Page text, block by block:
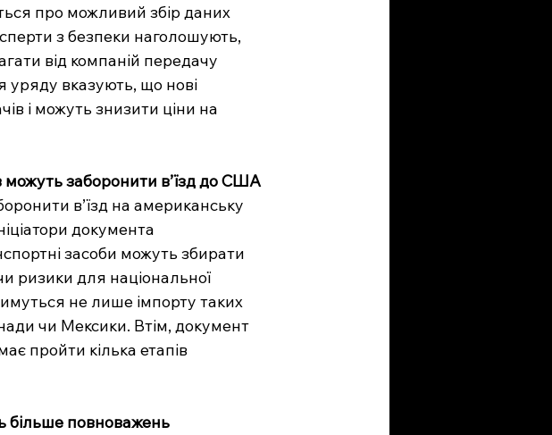
про можливий збір даних
з безпеки наголошують,
від компаній передачу
уряду вказують, що нові
і можуть знизити ціни на
можуть заборонити в’їзд до США
в’їзд на американську
документа
засоби можуть збирати
ризики для національної
не лише імпорту таких
чи Мексики. Втім, документ
пройти кілька етапів
більше повноважень